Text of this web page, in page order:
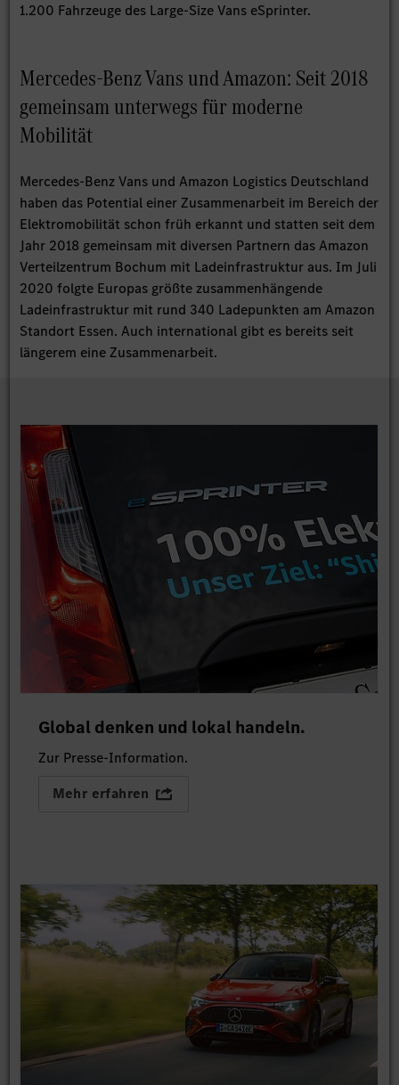
1.200 Fahrzeuge des Large-Size Vans eSprinter.
Mercedes-Benz Vans und Amazon: Seit 2018
gemeinsam unterwegs für moderne
Mobilität
Mercedes-Benz Vans und Amazon Logistics Deutschland
haben das Potential einer Zusammenarbeit im Bereich der
Elektromobilität schon früh erkannt und statten seit dem
Jahr 2018 gemeinsam mit diversen Partnern das Amazon
Verteilzentrum Bochum mit Ladeinfrastruktur aus. Im Juli
2020 folgte Europas größte zusammenhängende
Ladeinfrastruktur mit rund 340 Ladepunkten am Amazon
Standort Essen. Auch international gibt es bereits seit
längerem eine Zusammenarbeit.
Global denken und lokal handeln.
Zur Presse-Information.
Mehr erfahren